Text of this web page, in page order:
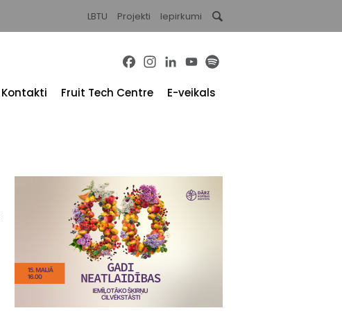
LBTU Projekti Iepirkumi
Facebook
Instagram
LinkedInYouTube
Kontakti Fruit Tech Centre E-veikals